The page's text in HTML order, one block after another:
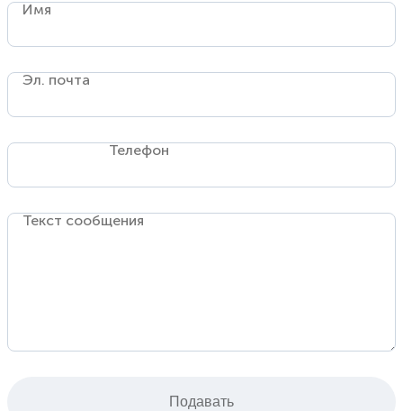
Имя
Эл. почта
Телефон
Текст сообщения
Подавать